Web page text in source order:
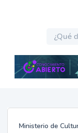
Ministerio de